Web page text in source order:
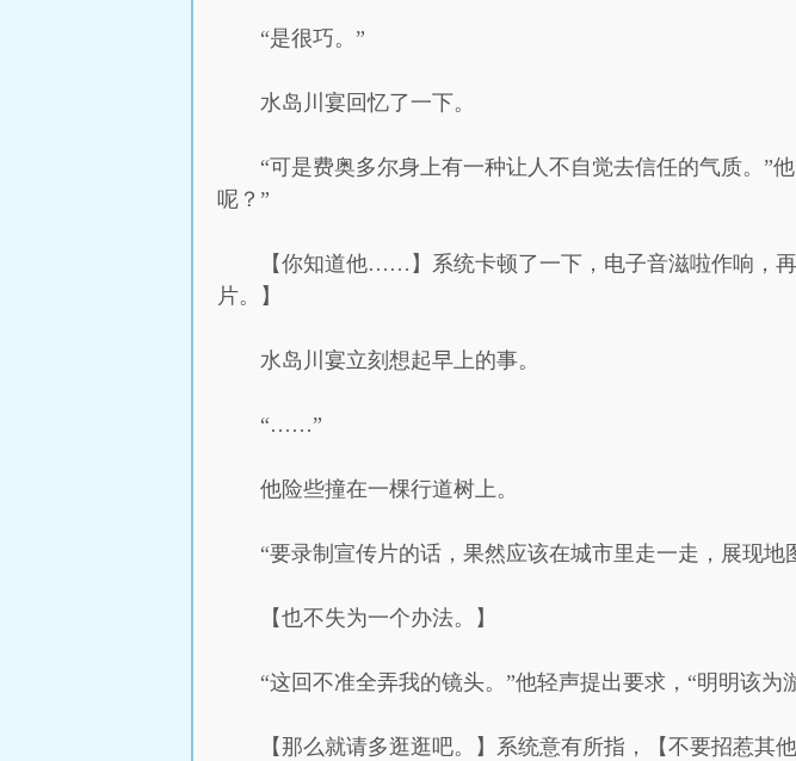
“是很巧。”
水岛川宴回忆了一下。
“可是费奥多尔身上有一种让人不自觉去信任的气质。”
呢？”
【你知道他……】系统卡顿了一下，电子音滋啦作响，
片。】
水岛川宴立刻想起早上的事。
“……”
他险些撞在一棵行道树上。
“要录制宣传片的话，果然应该在城市里走一走，展现
【也不失为一个办法。】
“这回不准全弄我的镜头。”他轻声提出要求，“明明该为
【那么就请多逛逛吧。】系统意有所指，【不要招惹其他